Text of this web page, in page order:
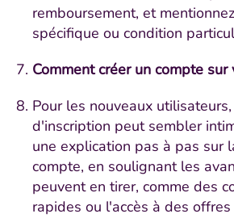
remboursement, et
spécifique ou condition
Comment créer un compte sur
Pour les nouveaux
d'inscription peut sembler
une explication pas à pas sur
compte, en soulignant les
peuvent en tirer, comme des
rapides ou l'accès à des